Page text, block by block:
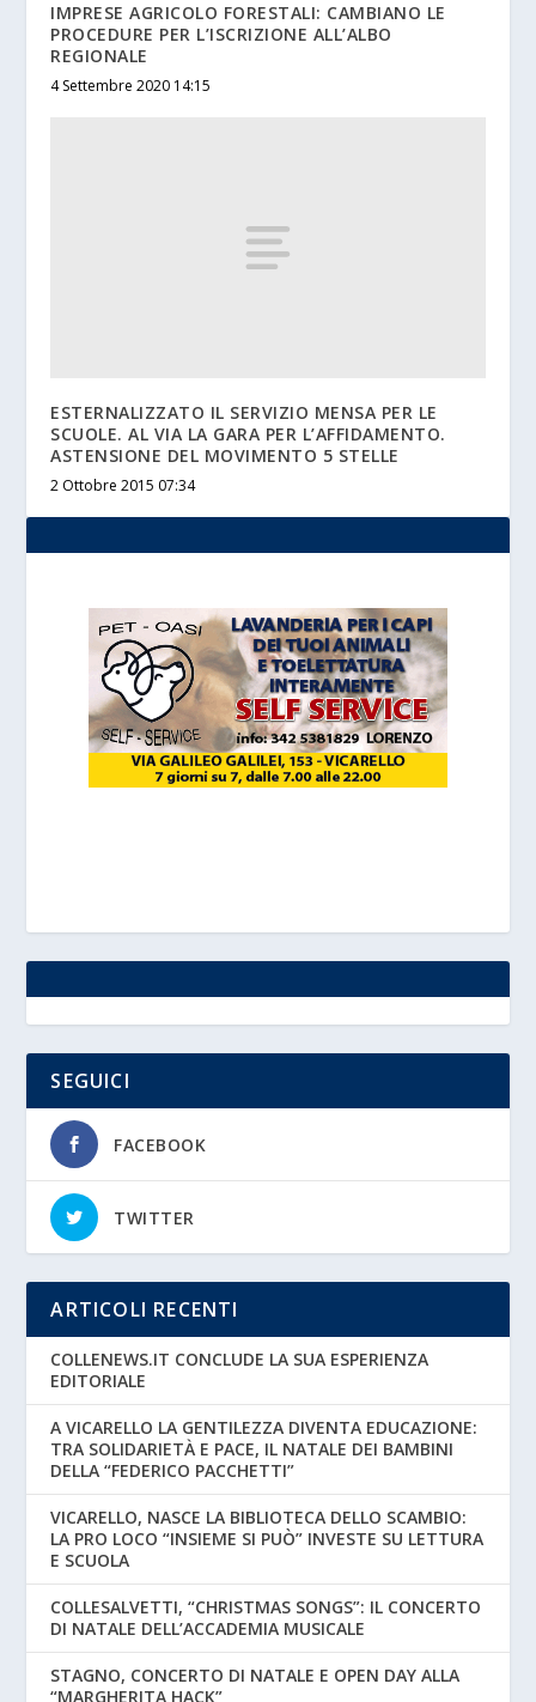
IMPRESE AGRICOLO FORESTALI: CAMBIANO LE
PROCEDURE PER L’ISCRIZIONE ALL’ALBO
REGIONALE
4 Settembre 2020 14:15
ESTERNALIZZATO IL SERVIZIO MENSA PER LE
SCUOLE. AL VIA LA GARA PER L’AFFIDAMENTO.
ASTENSIONE DEL MOVIMENTO 5 STELLE
2 Ottobre 2015 07:34
SEGUICI
FACEBOOK
TWITTER
ARTICOLI RECENTI
COLLENEWS.IT CONCLUDE LA SUA ESPERIENZA
EDITORIALE
A VICARELLO LA GENTILEZZA DIVENTA EDUCAZIONE:
TRA SOLIDARIETÀ E PACE, IL NATALE DEI BAMBINI
DELLA “FEDERICO PACCHETTI”
VICARELLO, NASCE LA BIBLIOTECA DELLO SCAMBIO:
LA PRO LOCO “INSIEME SI PUÒ” INVESTE SU LETTURA
E SCUOLA
COLLESALVETTI, “CHRISTMAS SONGS”: IL CONCERTO
DI NATALE DELL’ACCADEMIA MUSICALE
STAGNO, CONCERTO DI NATALE E OPEN DAY ALLA
“MARGHERITA HACK”